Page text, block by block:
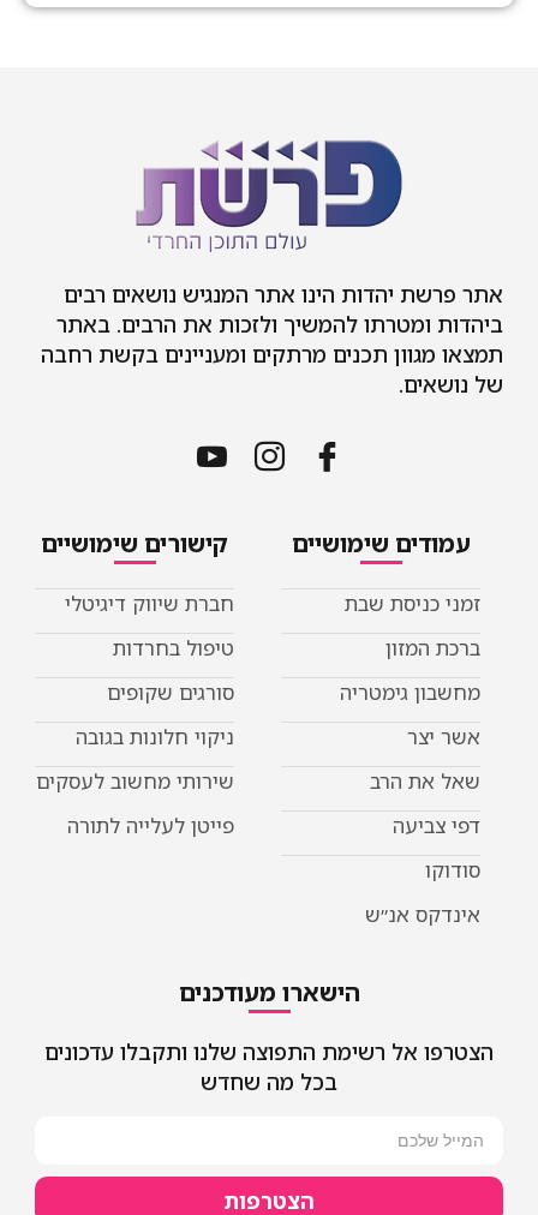
אתר פרשת יהדות הינו אתר המנגיש נושאים רבים
ביהדות ומטרתו להמשיך ולזכות את הרבים. באתר
תמצאו מגוון תכנים מרתקים ומעניינים בקשת רחבה
של נושאים.
עמודים שימושיים
זמני כניסת שבת
ברכת המזון
מחשבון גימטריה
אשר יצר
שאל את הרב
דפי צביעה
סודוקו
אינדקס אנ״ש
קישורים שימושיים
חברת שיווק דיגיטלי
טיפול בחרדות
סורגים שקופים
ניקוי חלונות בגובה
שירותי מחשוב לעסקים
פייטן לעלייה לתורה
הישארו מעודכנים
הצטרפו אל רשימת התפוצה שלנו ותקבלו עדכונים
בכל מה שחדש
הצטרפות